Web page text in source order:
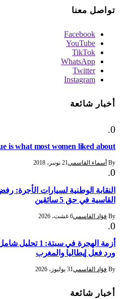
تواصل معنا
Facebook
YouTube
TikTok
WhatsApp
Twitter
Instagram
أخبار شائعة
is what most women liked about
By أسماء القاسمي21 نونبر، 2018
النقابة الوطنية لسيارات الأجرة:
القاسية في حق 5 سائقين
By فؤاد القاسمي6 غشت، 2026
أزمة الهجرة في
ورد فعل إيطاليا والمغرب
By فؤاد القاسمي31 يوليوز، 2026
أخبار شائعة